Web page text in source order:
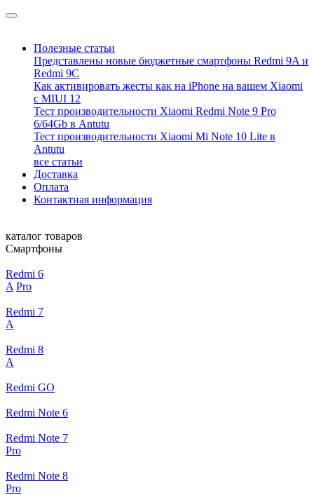
Полезные статьи
Представлены новые бюджетные смартфоны Redmi 9A и
Redmi 9C
Как активировать жесты как на iPhone на вашем Xiaomi
с MIUI 12
Тест производительности Xiaomi Redmi Note 9 Pro
6/64Gb в Antutu
Тест производительности Xiaomi Mi Note 10 Lite в
Antutu
все статьи
Доставка
Оплата
Контактная информация
каталог товаров
Смартфоны
Redmi 6
A Pro
Redmi 7
A
Redmi 8
A
Redmi GO
Redmi Note 6
Redmi Note 7
Pro
Redmi Note 8
Pro